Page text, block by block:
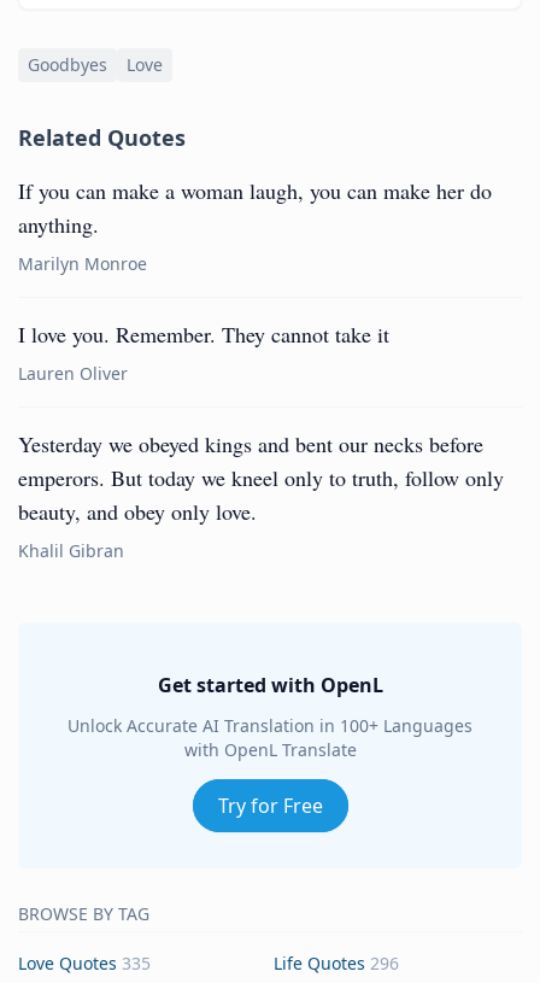
Goodbyes Love
Related Quotes
If you can make a woman laugh, you can make her do
anything.
Marilyn Monroe
I love you. Remember. They cannot take it
Lauren Oliver
Yesterday we obeyed kings and bent our necks before
emperors. But today we kneel only to truth, follow only
beauty, and obey only love.
Khalil Gibran
Get started with OpenL
Unlock Accurate AI Translation in 100+ Languages
with OpenL Translate
Try for Free
BROWSE BY TAG
Love Quotes 335 Life Quotes 296